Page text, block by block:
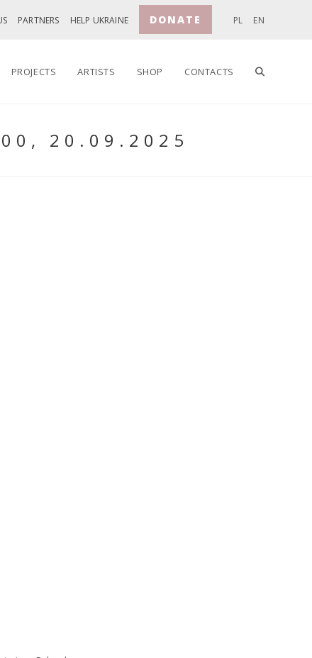
PARTNERS HELP UKRAINE DONATE PL EN
PROJECTS ARTISTS SHOP CONTACTS TOGGLE
20.09.2025